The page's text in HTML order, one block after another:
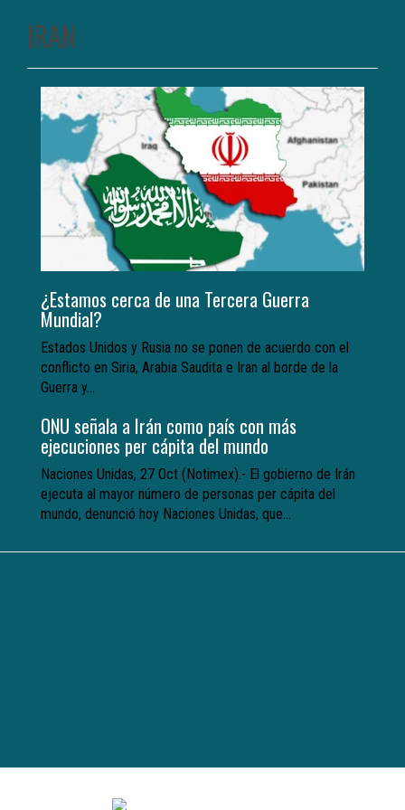
IRAN
¿Estamos cerca de una Tercera Guerra
Mundial?
Estados Unidos y Rusia no se ponen de acuerdo con el
conflicto en Siria, Arabia Saudita e Iran al borde de la
Guerra y...
ONU señala a Irán como país con más
ejecuciones per cápita del mundo
Naciones Unidas, 27 Oct (Notimex).- El gobierno de Irán
ejecuta al mayor número de personas per cápita del
mundo, denunció hoy Naciones Unidas, que...